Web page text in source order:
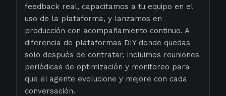
feedback real, capacitamos a tu equipo en el
uso de la plataforma, y lanzamos en
producción con acompañamiento continuo. A
diferencia de plataformas DIY donde quedas
solo después de contratar, incluimos reuniones
periódicas de optimización y monitoreo para
que el agente evolucione y mejore con cada
conversación.